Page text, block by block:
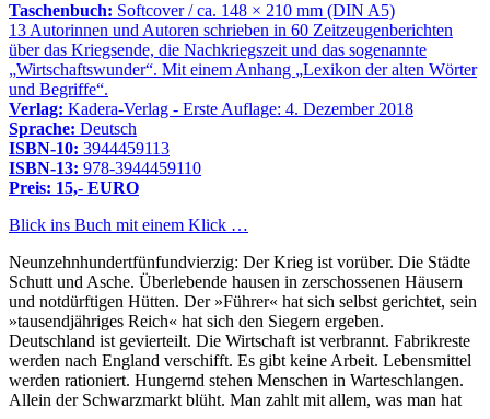
Taschenbuch: Softcover / ca. 148 × 210 mm (DIN A5)
13 Autorinnen und Autoren schrieben in 60 Zeitzeugenberichten
über das Kriegsende, die Nachkriegszeit und das sogenannte
Wirtschaftswunder . Mit einem Anhang
Lexikon der alten Wörter
und Begriffe .
Verlag: Kadera-Verlag - Erste Auflage: 4. Dezember 2018
Sprache: Deutsch
ISBN-10: 3944459113
ISBN-13: 978-3944459110
Preis: 15,- EURO
Blick ins Buch mit einem Klick …
Neunzehnhundertfünfundvierzig: Der Krieg ist vorüber. Die Städte
Schutt und Asche. Überlebende hausen in zerschossenen Häusern
und notdürftigen Hütten. Der »Führer« hat sich selbst gerichtet, sein
»tausendjähriges Reich« hat sich den Siegern ergeben.
Deutschland ist gevierteilt. Die Wirtschaft ist verbrannt. Fabrikreste
werden nach England verschifft. Es gibt keine Arbeit. Lebensmittel
werden rationiert. Hungernd stehen Menschen in Warteschlangen.
Allein der Schwarzmarkt blüht. Man zahlt mit allem, was man hat